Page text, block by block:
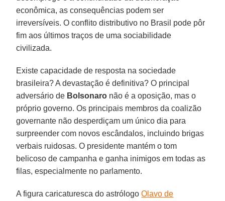
econômica, as consequências podem ser
irreversíveis. O conflito distributivo no Brasil pode pôr
fim aos últimos traços de uma sociabilidade
civilizada.
Existe capacidade de resposta na sociedade
brasileira? A devastação é definitiva? O principal
adversário de Bolsonaro não é a oposição, mas o
próprio governo. Os principais membros da coalizão
governante não desperdiçam um único dia para
surpreender com novos escândalos, incluindo brigas
verbais ruidosas. O presidente mantém o tom
belicoso de campanha e ganha inimigos em todas as
filas, especialmente no parlamento.
A figura caricaturesca do astrólogoOlavo de